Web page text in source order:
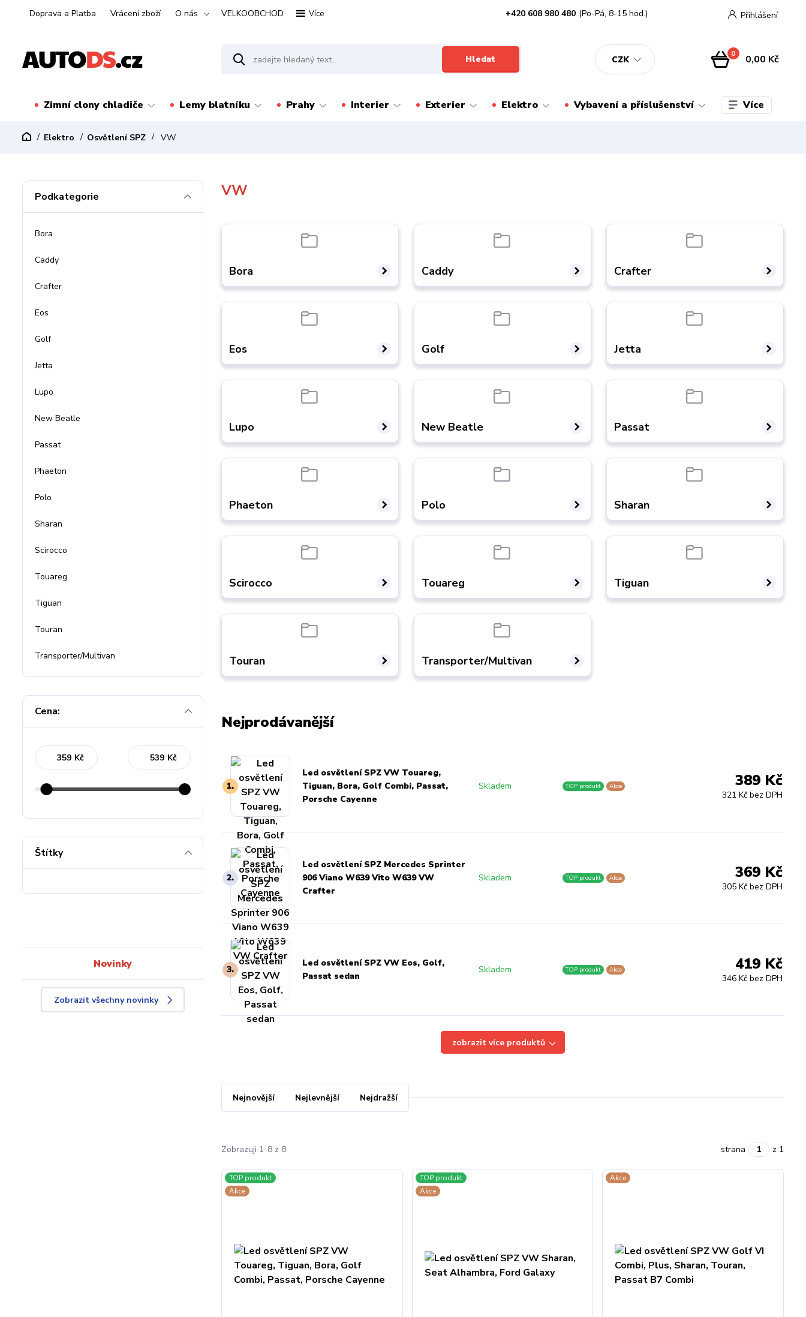
Doprava a Platba Vrácení zboží O nás VELKOOBCHOD Více
CZK
Přihlášení
Hledat
+420 608 980 480 (Po-Pá, 8-15 hod.)
0 0,00 Kč
Zimní clony chladiče Lemy blatníku Prahy Interier Exterier Elektro Vybavení a příslušenství Více
Elektro Osvětlení SPZ VW
VW
Bora Caddy Crafter
Eos Golf Jetta
Lupo New Beatle Passat
Phaeton Polo Sharan
Scirocco Touareg Tiguan
Touran Transporter/Multivan
Nejprodávanější
1.
Led osvětlení SPZ VW Touareg,
Tiguan, Bora, Golf Combi, Passat,
Porsche Cayenne
Skladem TOP produkt Akce 389 Kč
321 Kč bez DPH
2.
Led osvětlení SPZ Mercedes Sprinter
906 Viano W639 Vito W639 VW
Crafter
Skladem TOP produkt Akce 369 Kč
305 Kč bez DPH
3.
Led osvětlení SPZ VW Eos, Golf,
Passat sedan
Skladem TOP produkt Akce 419 Kč
346 Kč bez DPH
zobrazit více produktů
Nejnovější Nejlevnější Nejdražší
Zobrazuji 1-8 z 8 strana z 1
TOP produkt
Akce
TOP produkt
Akce
Akce
Podkategorie
Bora
Caddy
Crafter
Eos
Golf
Jetta
Lupo
New Beatle
Passat
Phaeton
Polo
Sharan
Scirocco
Touareg
Tiguan
Touran
Transporter/Multivan
Cena:
Kč Kč
Štítky
Novinky
Zobrazit všechny novinky